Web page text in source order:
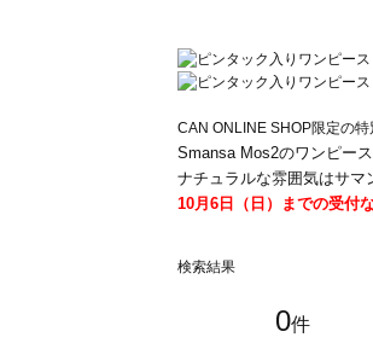
CAN ONLINE SHOP限定の特
Smansa Mos2のワンピー
ナチュラルな雰囲気はサマ
10月6日（日）までの受付
検索結果
0件